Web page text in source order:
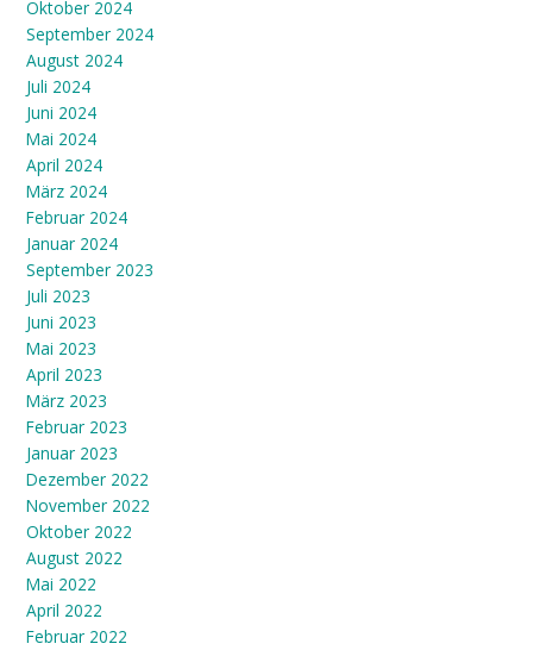
Oktober 2024
September 2024
August 2024
Juli 2024
Juni 2024
Mai 2024
April 2024
März 2024
Februar 2024
Januar 2024
September 2023
Juli 2023
Juni 2023
Mai 2023
April 2023
März 2023
Februar 2023
Januar 2023
Dezember 2022
November 2022
Oktober 2022
August 2022
Mai 2022
April 2022
Februar 2022